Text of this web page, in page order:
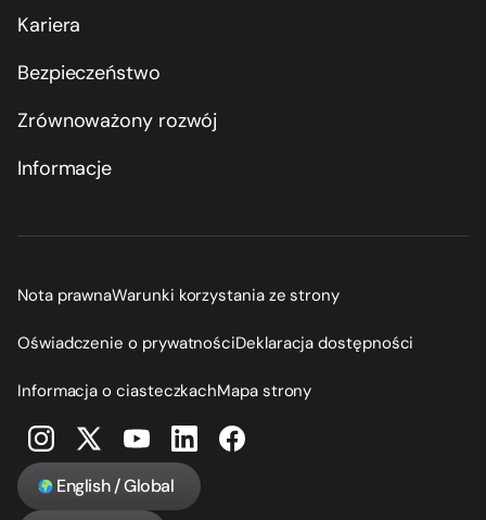
Kariera
Bezpieczeństwo
Zrównoważony rozwój
Informacje
Nota prawnaWarunki korzystania ze strony
Oświadczenie o prywatnościDeklaracja dostępności
Informacja o ciasteczkachMapa strony
English / Global